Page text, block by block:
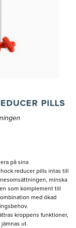
PILLS
på sina
reducer pills intas till
minska
som komplement till
med ökad
kroppens funktioner,
ut.